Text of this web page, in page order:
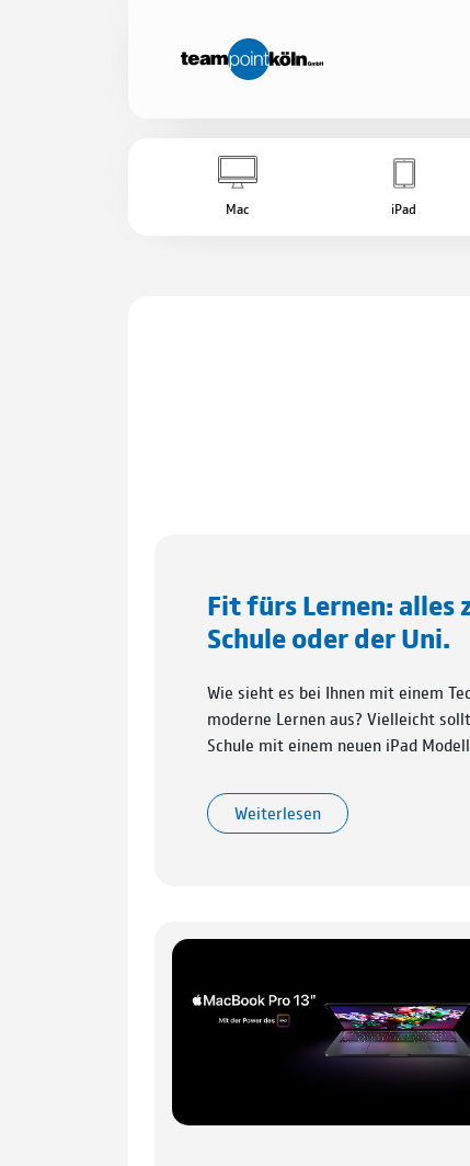
Mac iPad
Fit fürs Lernen: alles
Schule oder der Uni.
Wie sieht es bei Ihnen mit einem
moderne Lernen aus? Vielleicht
Schule mit einem neuen iPad
Weiterlesen